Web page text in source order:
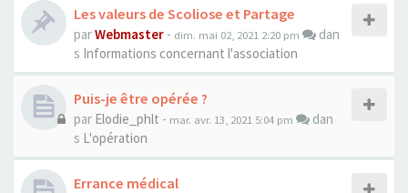
Les valeurs de Scoliose et Partage
parWebmaster - dim. mai 02, 2021 2:20 pm
dan
s Informations concernant l'association
Puis-je être opérée ?
par Elodie_phlt - mar. avr. 13, 2021 5:04 pm
dan
s L'opération
Errance médical